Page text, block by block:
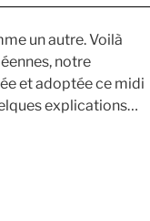
un autre. Voilà
notre
et adoptée ce midi
explications…